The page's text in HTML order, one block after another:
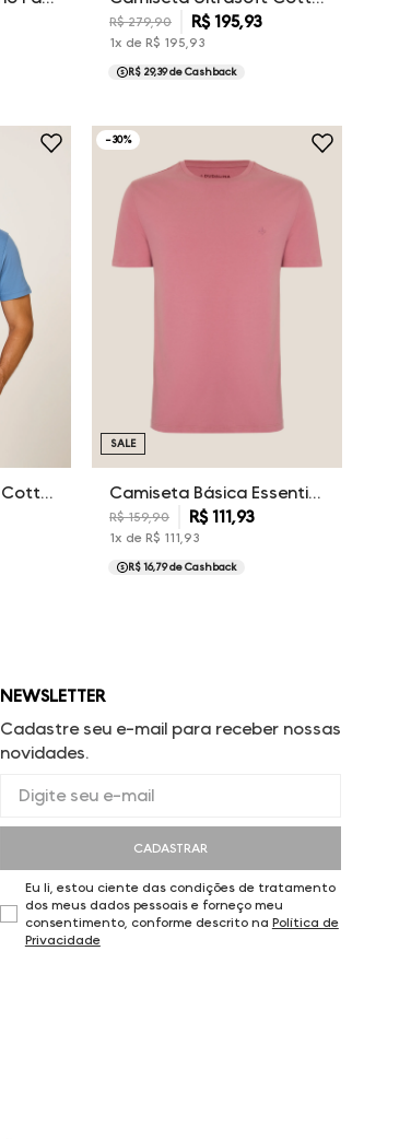
R$ 279,90 R$195,93
1x de R$ 195,93
R$ 29,39de Cashback
Camiseta Ultrasoft Cotton Essentials Dudalina Masculina
-30%
Camiseta Básica Essentials Dudalina Masculina
R$ 159,90 R$111,93
1x de R$ 111,93
SALE
R$ 16,79de Cashback
NEWSLETTER
Cadastre seu e-mail para receber nossas
novidades.
CADASTRAR
Eu li, estou ciente das condições de tratamento
dos meus dados pessoais e forneço meu
consentimento, conforme descrito na Política de
Privacidade